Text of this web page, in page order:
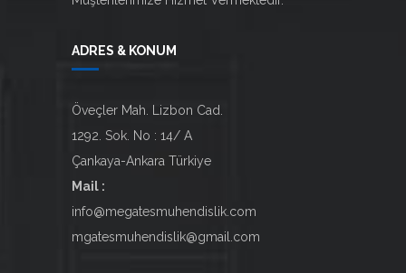
ADRES & KONUM
Öveçler Mah. Lizbon Cad.
1292. Sok. No : 14/ A
Çankaya-Ankara Türkiye
Mail :
info@megatesmuhendislik.com
mgatesmuhendislik@gmail.com